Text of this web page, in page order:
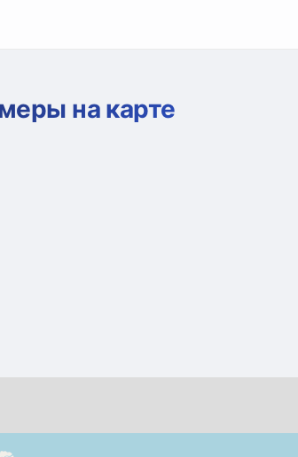
на карте